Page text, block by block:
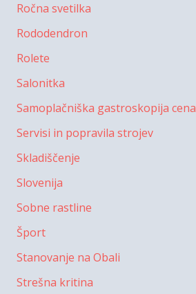
Ročna svetilka
Rododendron
Rolete
Salonitka
Samoplačniška gastroskopija cena
Servisi in popravila strojev
Skladiščenje
Slovenija
Sobne rastline
Šport
Stanovanje na Obali
Strešna kritina